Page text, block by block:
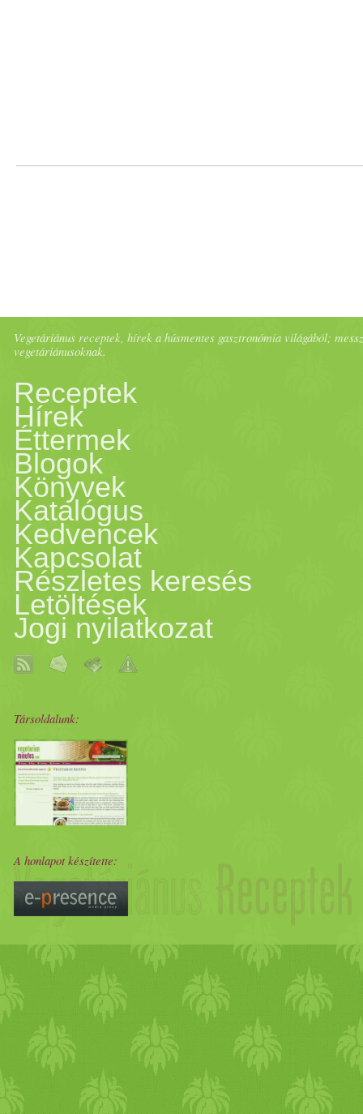
Vegetáriánus receptek, hírek a húsmentes gasztronómia világából;
vegetáriánusoknak.
Receptek
Hírek
Éttermek
Blogok
Könyvek
Katalógus
Kedvencek
Kapcsolat
Részletes keresés
Letöltések
Jogi nyilatkozat
Társoldalunk:
A honlapot készítette: